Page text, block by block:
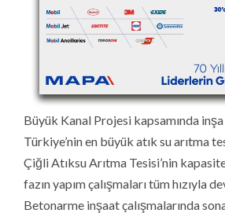
Büyük Kanal Projesi kapsamında
Türkiye’nin en büyük atık su arıtma
Çiğli Atıksu Arıtma Tesisi’nin
fazın yapım çalışmaları tüm hızıyla
Betonarme inşaat çalışmalarında